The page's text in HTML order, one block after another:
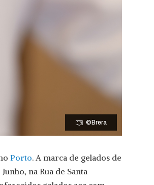
©Brera
Porto. A marca de gelados de
na Rua de Santa